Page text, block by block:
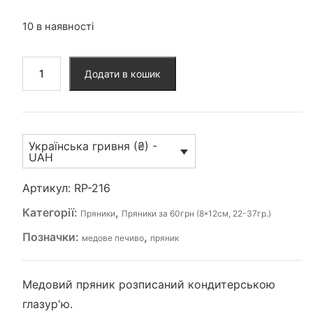
10 в наявності
(RP-
кількість
Додати в кошик
Українська гривня (₴) -
UAH
Артикул: RP-216
Категорії: Пряники, Пряники за 60грн (8*12см, 22-37гр.)
Позначки: медове печиво, пряник
Медовий пряник розписаний кондитерською
глазур'ю.